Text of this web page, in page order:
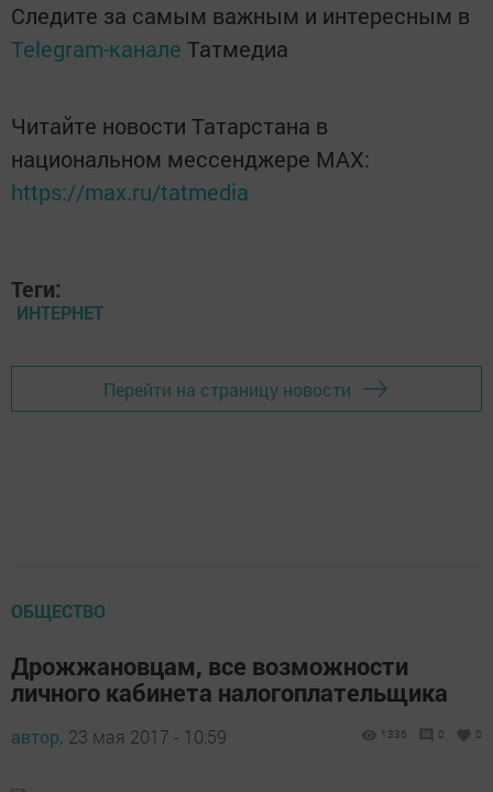
Следите за самым важным и интересным в
Telegram-канале Татмедиа
Читайте новости Татарстана в
национальном мессенджере MАХ:
https://max.ru/tatmedia
Теги:
ИНТЕРНЕТ
Перейти на страницу новости
ОБЩЕСТВО
Дрожжановцам, все возможности
личного кабинета налогоплательщика
автор, 23 мая 2017 - 10:59 1336 0 0